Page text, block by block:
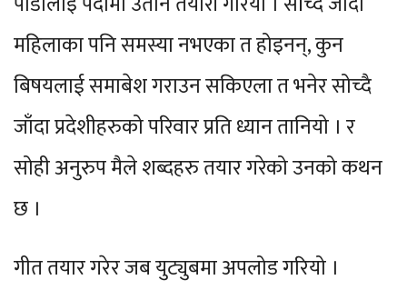
महिलाका पनि समस्या नभएका त होइनन्, कुन
बिषयलाई समाबेश गराउन सकिएला त भनेर सोच्दै
जाँदा प्रदेशीहरुको परिवार प्रति ध्यान तानियो । र
सोही अनुरुप मैले शब्दहरु तयार गरेको उनको कथन
छ ।
गीत तयार गरेर जब युट्युबमा अपलोड गरियो ।